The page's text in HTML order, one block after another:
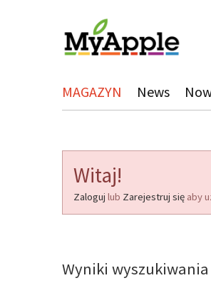
MAGAZYN News
Witaj!
Zaloguj lub Zarejestruj się aby
Wyniki wyszukiwania